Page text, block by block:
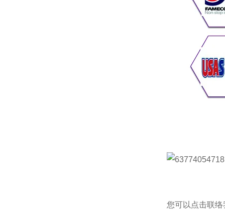
您可以点击联络